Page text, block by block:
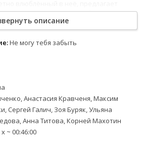
вместе на дальнюю стройку, где платят
жильё. Аля соглашается не из
и благодарности за протянутую руку
условиях и далеко от привычной
отношения — сначала
близкие. Мишка искренне заботится
преданностью, постепенно открывает
в привязанность, а затем и в
она видит это как начало
они создадут вместе. Но
жёстче: Мишка, столкнувшись с
паникует. Он слишком молод, не готов к
описание
Не могу тебя забыть
Анастасия Кравченя, Максим
Сергей Галич, Зоя Буряк, Ульяна
Анна Титова, Корней Махотин
х ~ 00:46:00